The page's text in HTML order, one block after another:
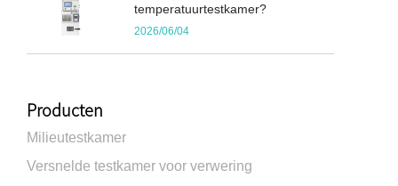
temperatuurtestkamer?
2026/06/04
Producten
Milieutestkamer
Versnelde testkamer voor verwering